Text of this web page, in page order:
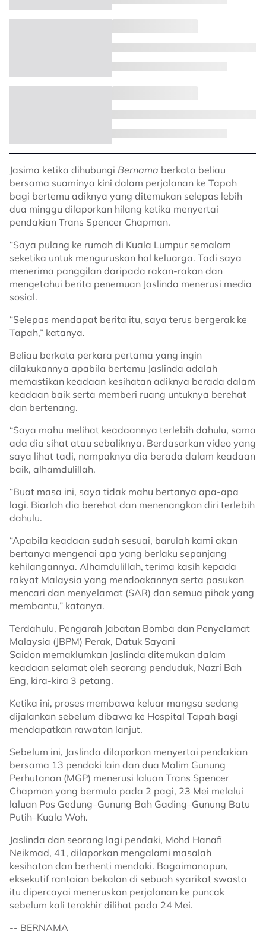
Jasima ketika dihubungi Bernama berkata beliau
bersama suaminya kini dalam perjalanan ke Tapah
bagi bertemu adiknya yang ditemukan selepas lebih
dua minggu dilaporkan hilang ketika menyertai
pendakian Trans Spencer Chapman.
“Saya pulang ke rumah di Kuala Lumpur semalam
seketika untuk menguruskan hal keluarga. Tadi saya
menerima panggilan daripada rakan-rakan dan
mengetahui berita penemuan Jaslinda menerusi media
sosial.
“Selepas mendapat berita itu, saya terus bergerak ke
Tapah,” katanya.
Beliau berkata perkara pertama yang ingin
dilakukannya apabila bertemu Jaslinda adalah
memastikan keadaan kesihatan adiknya berada dalam
keadaan baik serta memberi ruang untuknya berehat
dan bertenang.
“Saya mahu melihat keadaannya terlebih dahulu, sama
ada dia sihat atau sebaliknya. Berdasarkan video yang
saya lihat tadi, nampaknya dia berada dalam keadaan
baik, alhamdulillah.
“Buat masa ini, saya tidak mahu bertanya apa-apa
lagi. Biarlah dia berehat dan menenangkan diri terlebih
dahulu.
“Apabila keadaan sudah sesuai, barulah kami akan
bertanya mengenai apa yang berlaku sepanjang
kehilangannya. Alhamdulillah, terima kasih kepada
rakyat Malaysia yang mendoakannya serta pasukan
mencari dan menyelamat (SAR) dan semua pihak yang
membantu,” katanya.
Terdahulu, Pengarah Jabatan Bomba dan Penyelamat
Malaysia (JBPM) Perak, Datuk Sayani
Saidon memaklumkan Jaslinda ditemukan dalam
keadaan selamat oleh seorang penduduk, Nazri Bah
Eng, kira-kira 3 petang.
Ketika ini, proses membawa keluar mangsa sedang
dijalankan sebelum dibawa ke Hospital Tapah bagi
mendapatkan rawatan lanjut.
Sebelum ini, Jaslinda dilaporkan menyertai pendakian
bersama 13 pendaki lain dan dua Malim Gunung
Perhutanan (MGP) menerusi laluan Trans Spencer
Chapman yang bermula pada 2 pagi, 23 Mei melalui
laluan Pos Gedung–Gunung Bah Gading–Gunung Batu
Putih–Kuala Woh.
Jaslinda dan seorang lagi pendaki, Mohd Hanafi
Neikmad, 41, dilaporkan mengalami masalah
kesihatan dan berhenti mendaki. Bagaimanapun,
eksekutif rantaian bekalan di sebuah syarikat swasta
itu dipercayai meneruskan perjalanan ke puncak
sebelum kali terakhir dilihat pada 24 Mei.
-- BERNAMA